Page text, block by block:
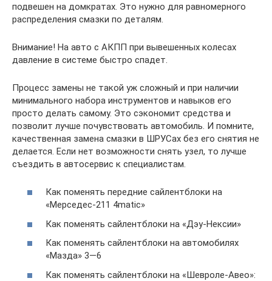
подвешен на домкратах. Это нужно для равномерного
распределения смазки по деталям.
Внимание! На авто с АКПП при вывешенных колесах
давление в системе быстро спадет.
Процесс замены не такой уж сложный и при наличии
минимального набора инструментов и навыков его
просто делать самому. Это сэкономит средства и
позволит лучше почувствовать автомобиль. И помните,
качественная замена смазки в ШРУСах без его снятия не
делается. Если нет возможности снять узел, то лучше
съездить в автосервис к специалистам.
Как поменять передние сайлентблоки на
«Мерседес-211 4matic»
Как поменять сайлентблоки на «Дэу-Нексии»
Как поменять сайлентблоки на автомобилях
«Мазда» 3—6
Как поменять сайлентблоки на «Шевроле-Авео»: